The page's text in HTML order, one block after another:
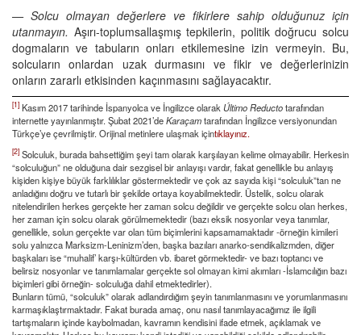
— Solcu olmayan değerlere ve fikirlere sahip olduğunuz için
utanmayın. Aşırı-toplumsallaşmış tepkilerin, politik doğrucu solcu
dogmaların ve tabuların onları etkilemesine izin vermeyin. Bu,
solcuların onlardan uzak durmasını ve fikir ve değerlerinizin
onların zararlı etkisinden kaçınmasını sağlayacaktır.
[1] Kasım 2017 tarihinde İspanyolca ve İngilizce olarak Último Reductotarafından
internette yayınlanmıştır. Şubat 2021’deKaraçamtarafından İngilizce versiyonundan
Türkçe’ye çevrilmiştir. Orijinal metinlere ulaşmak içintıklayınız.
[2] Solculuk, burada bahsettiğim şeyi tam olarak karşılayan kelime olmayabilir. Herkesin
“solculuğun” ne olduğuna dair sezgisel bir anlayışı vardır, fakat genellikle bu anlayış
kişiden kişiye büyük farklılıklar göstermektedir ve çok az sayıda kişi “solculuk”tan ne
anladığını doğru ve tutarlı bir şekilde ortaya koyabilmektedir. Üstelik, solcu olarak
nitelendirilen herkes gerçekte her zaman solcu değildir ve gerçekte solcu olan herkes,
her zaman için solcu olarak görülmemektedir (bazı eksik nosyonlar veya tanımlar,
genellikle, solun gerçekte var olan tüm biçimlerini kapsamamaktadır -örneğin kimileri
solu yalnızca Marksizm-Leninizm’den, başka bazıları anarko-sendikalizmden, diğer
başkaları ise “muhalif’ karşı-kültürden vb. ibaret görmektedir- ve bazı toptancı ve
belirsiz nosyonlar ve tanımlamalar gerçekte sol olmayan kimi akımları -İslamcılığın bazı
biçimleri gibi örneğin- solculuğa dahil etmektedirler).
Bunların tümü, “solculuk” olarak adlandırdığım şeyin tanımlanmasını ve yorumlanmasını
karmaşıklaştırmaktadır. Fakat burada amaç, onu nasıl tanımlayacağımız ile ilgili
tartışmaların içinde kaybolmadan, kavramın kendisini ifade etmek, açıklamak ve